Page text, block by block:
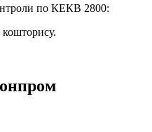
по КЕКВ 2800: